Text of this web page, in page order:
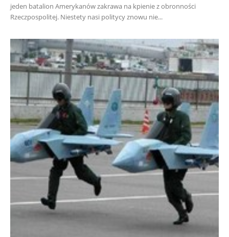
jeden batalion Amerykanów zakrawa na kpienie z obronności
Rzeczpospolitej. Niestety nasi politycy znowu nie...